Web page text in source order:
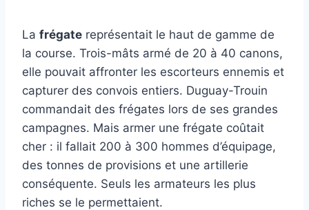
La frégate représentait le haut de gamme de
la course. Trois-mâts armé de 20 à 40 canons,
elle pouvait affronter les escorteurs ennemis et
capturer des convois entiers. Duguay-Trouin
commandait des frégates lors de ses grandes
campagnes. Mais armer une frégate coûtait
cher : il fallait 200 à 300 hommes d’équipage,
des tonnes de provisions et une artillerie
conséquente. Seuls les armateurs les plus
riches se le permettaient.